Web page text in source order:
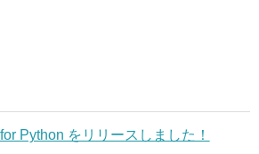
Python をリリースしました！